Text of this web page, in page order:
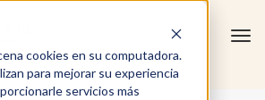
cookies en su computadora.
para mejorar su experiencia
servicios más